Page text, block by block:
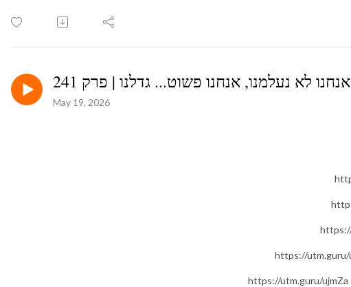
אנחנו לא נעלמנו, אנחנו פשוט... גדלנו | פרק 241
May 19, 2026